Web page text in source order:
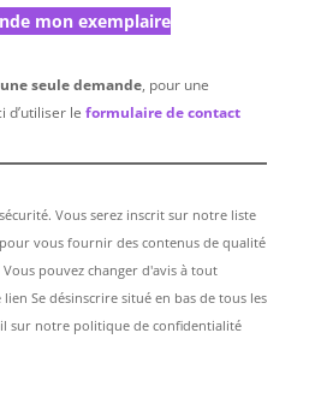
mon exemplaire
une seule demande, pour une
d’utiliser le formulaire de contact
Vous serez inscrit sur notre liste
vous fournir des contenus de qualité
pouvez changer d'avis à tout
Se désinscrire situé en bas de tous les
sur notre politique de confidentialité